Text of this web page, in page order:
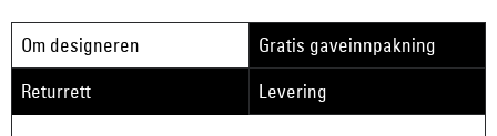
Om designeren
Gratis gaveinnpakning
Returrett
Levering